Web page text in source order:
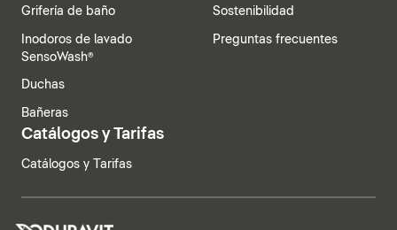
Grifería de baño
Inodoros de lavado
SensoWash®
Duchas
Bañeras
Sostenibilidad
Preguntas frecuentes
Catálogos y Tarifas
Catálogos y Tarifas